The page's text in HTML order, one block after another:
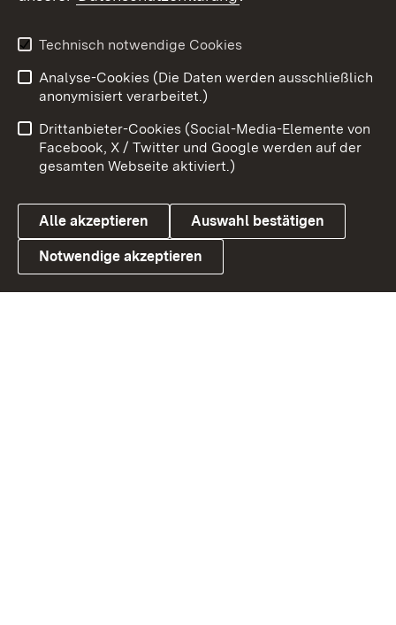
Youtube
Link zum Landesportal
Benutzungshinweise
Barrierefreiheit
Datenschutz
Cookies
Technisch notwendige Cookies
Analyse-Cookies (Die Daten werden ausschließlich
anonymisiert verarbeitet.)
Drittanbieter-Cookies (Social-Media-Elemente von
Facebook, X / Twitter und Google werden auf der
gesamten Webseite aktiviert.)
Alle akzeptieren Auswahl bestätigen
Notwendige akzeptieren